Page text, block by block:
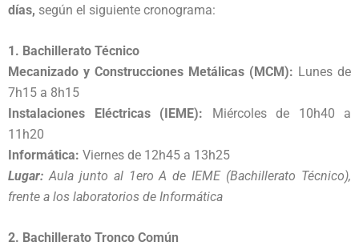
días, según el siguiente cronograma:
1. Bachillerato Técnico
Mecanizado y Construcciones Metálicas (MCM): Lunes de
7h15 a 8h15
Instalaciones Eléctricas (IEME): Miércoles de 10h40 a
11h20
Informática: Viernes de 12h45 a 13h25
Lugar: Aula junto al 1ero A de IEME (Bachillerato Técnico),
frente a los laboratorios de Informática
2. Bachillerato Tronco Común